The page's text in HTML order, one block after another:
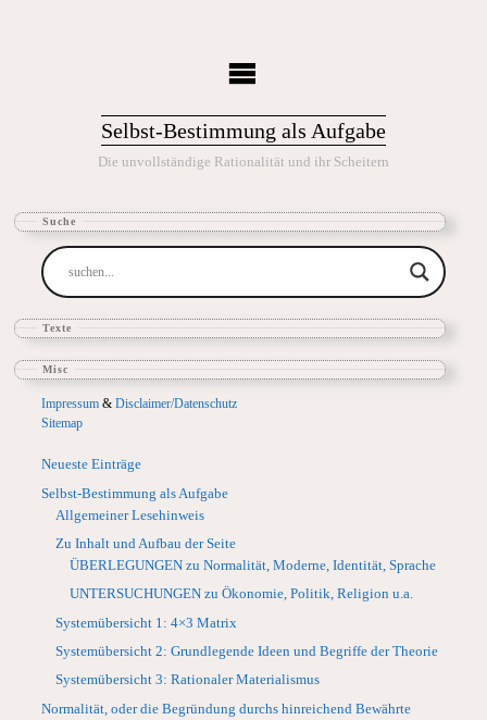
Selbst-Bestimmung als Aufgabe
Die unvollständige Rationalität und ihr Scheitern
Suche
Texte
Misc
Impressum &Disclaimer/Datenschutz
Sitemap
Neueste Einträge
Selbst-Bestimmung als Aufgabe
Allgemeiner Lesehinweis
Zu Inhalt und Aufbau der Seite
ÜBERLEGUNGEN zu Normalität, Moderne, Identität, Sprache
UNTERSUCHUNGEN zu Ökonomie, Politik, Religion u.a.
Systemübersicht 1: 4×3 Matrix
Systemübersicht 2: Grundlegende Ideen und Begriffe der Theorie
Systemübersicht 3: Rationaler Materialismus
Normalität, oder die Begründung durchs hinreichend Bewährte